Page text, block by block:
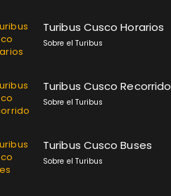
Turibus Cusco Horarios
Sobre el Turibus
Turibus Cusco Recorrido
Sobre el Turibus
Turibus Cusco Buses
Sobre el Turibus